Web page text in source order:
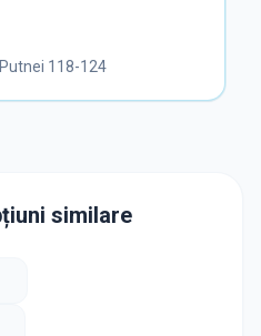
118-124
similare